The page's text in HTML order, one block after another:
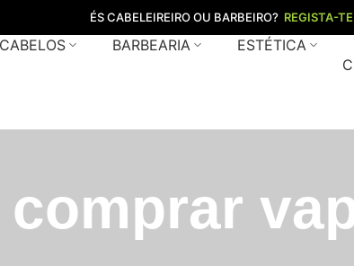
ÉS CABELEIREIRO OU BARBEIRO? REGISTA-TE
CABELOS BARBEARIA ESTÉTICA
comprar